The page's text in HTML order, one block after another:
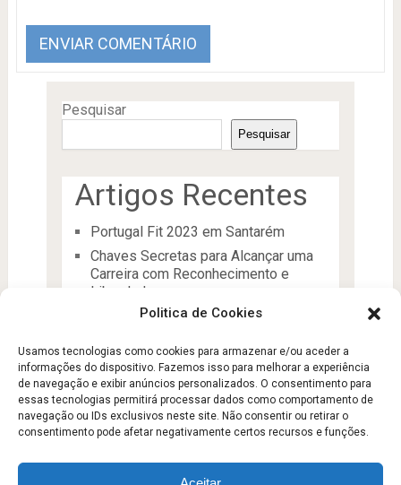
Politica de Cookies
Usamos tecnologias como cookies para armazenar e/ou aceder a
informações do dispositivo. Fazemos isso para melhorar a experiência
de navegação e exibir anúncios personalizados. O consentimento para
essas tecnologias permitirá processar dados como comportamento de
navegação ou IDs exclusivos neste site. Não consentir ou retirar o
consentimento pode afetar negativamente certos recursos e funções.
Pesquisar
Pesquisar
Artigos Recentes
Portugal Fit 2023 em Santarém
Chaves Secretas para Alcançar uma
Carreira com Reconhecimento e
Liberdade
manutenção da condição física
Aptidão Física e Saúde